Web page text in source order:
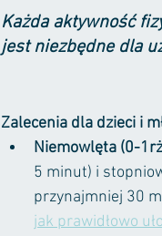
Każda aktywność
jest niezbędne dla
Zalecenia dla dzieci i
Niemowlęta (0-
5 minut) i
przynajmniej 30
jak prawidłowo